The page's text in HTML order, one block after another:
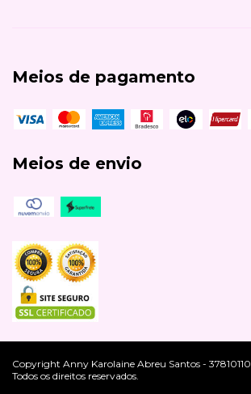
Meios de pagamento
Meios de envio
Copyright Anny Karolaine Abreu Santos -
Todos os direitos reservados.